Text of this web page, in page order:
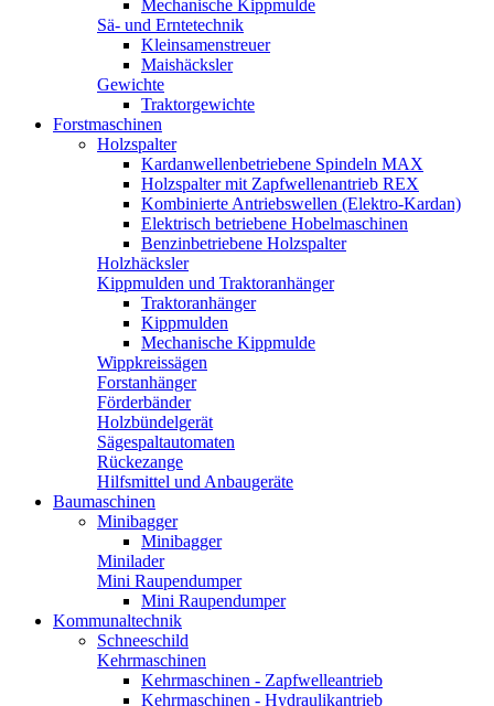
Mechanische Kippmulde
Sä- und Erntetechnik
Kleinsamenstreuer
Maishäcksler
Gewichte
Traktorgewichte
Forstmaschinen
Holzspalter
Kardanwellenbetriebene Spindeln MAX
Holzspalter mit Zapfwellenantrieb REX
Kombinierte Antriebswellen (Elektro-Kardan)
Elektrisch betriebene Hobelmaschinen
Benzinbetriebene Holzspalter
Holzhäcksler
Kippmulden und Traktoranhänger
Traktoranhänger
Kippmulden
Mechanische Kippmulde
Wippkreissägen
Forstanhänger
Förderbänder
Holzbündelgerät
Sägespaltautomaten
Rückezange
Hilfsmittel und Anbaugeräte
Baumaschinen
Minibagger
Minibagger
Minilader
Mini Raupendumper
Mini Raupendumper
Kommunaltechnik
Schneeschild
Kehrmaschinen
Kehrmaschinen - Zapfwelleantrieb
Kehrmaschinen - Hydraulikantrieb